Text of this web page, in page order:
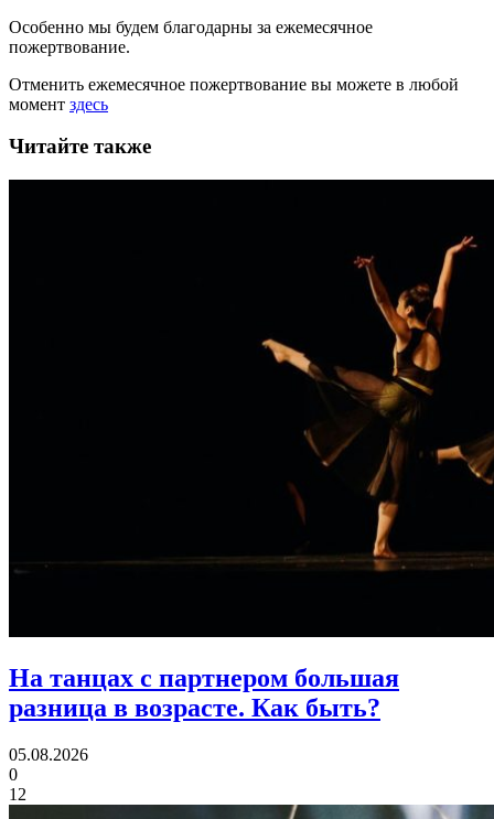
Особенно мы будем благодарны за ежемесячное
пожертвование.
Отменить ежемесячное пожертвование вы можете в любой
момент здесь
Читайте также
На танцах с партнером большая
разница в возрасте. Как быть?
05.08.2026
0
12